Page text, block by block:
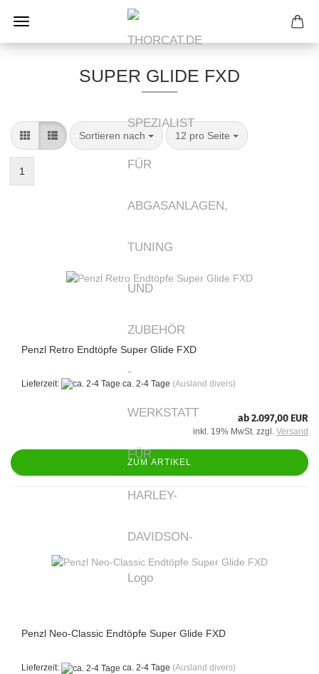
SUPER GLIDE FXD
Sortieren nach
Sortieren nach 12 pro Seite
pro Seite
1
Penzl Retro Endtöpfe Super Glide FXD
Lieferzeit: ca. 2-4 Tage (Ausland divers)
ab 2.097,00 EUR
inkl. 19% MwSt. zzgl. Versand
ZUM ARTIKEL
Penzl Neo-Classic Endtöpfe Super Glide FXD
Lieferzeit: ca. 2-4 Tage (Ausland divers)